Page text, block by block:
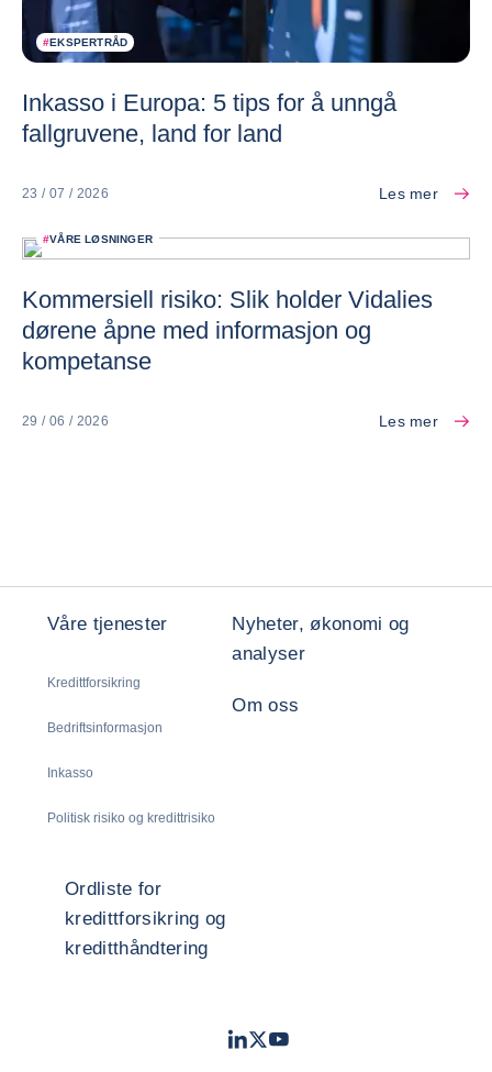
#EKSPERTRÅD
Inkasso i Europa: 5 tips for å unngå
fallgruvene, land for land
23 / 07 / 2026 Les mer
#VÅRE LØSNINGER
Kommersiell risiko: Slik holder Vidalies
dørene åpne med informasjon og
kompetanse
29 / 06 / 2026 Les mer
Våre tjenester
Kredittforsikring
Bedriftsinformasjon
Inkasso
Politisk risiko og kredittrisiko
Nyheter, økonomi og
analyser
Om oss
Ordliste for
kredittforsikring og
kreditthåndtering
LinkedIn
TwitterYoutube